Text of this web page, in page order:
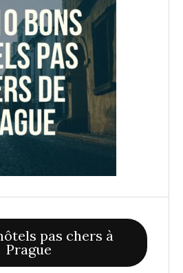
pas chers à
Prague